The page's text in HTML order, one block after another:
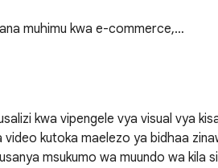
muhimu kwa e-commerce,…
kwa vipengele vya visual vya
kutoka maelezo ya bidhaa
msukumo wa muundo wa kila